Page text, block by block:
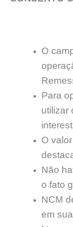
O
Para
utilizar
O
Não
o fato
NCM
em